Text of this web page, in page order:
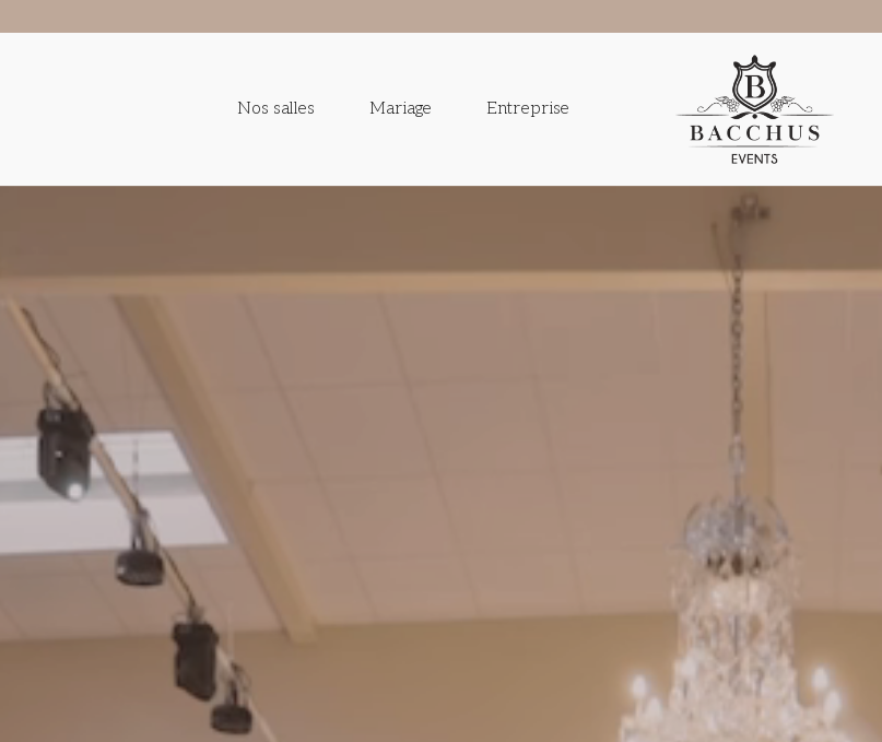
Nos salles Mariage Entreprise